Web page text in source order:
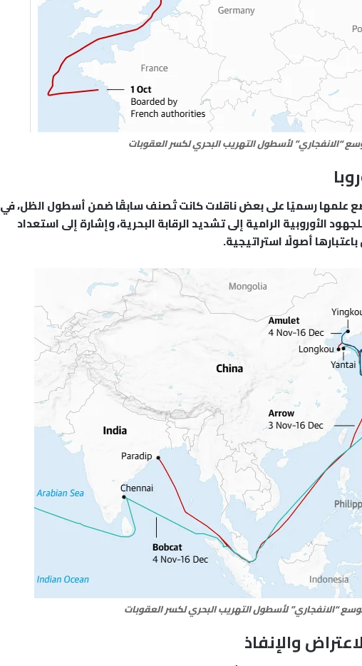
“الانفجاري” لأسطول التهريب البحري لكسر العقوبات
علمها رسميًا على بعض ناقلات كانت تُصنف سابقًا ضمن أسطول الظل، في
الأوروبية الرامية إلى تشديد الرقابة البحرية، وإشارة إلى استعداد
أصولًا استراتيجية.
“الانفجاري” لأسطول التهريب البحري لكسر العقوبات
والإنفاذ